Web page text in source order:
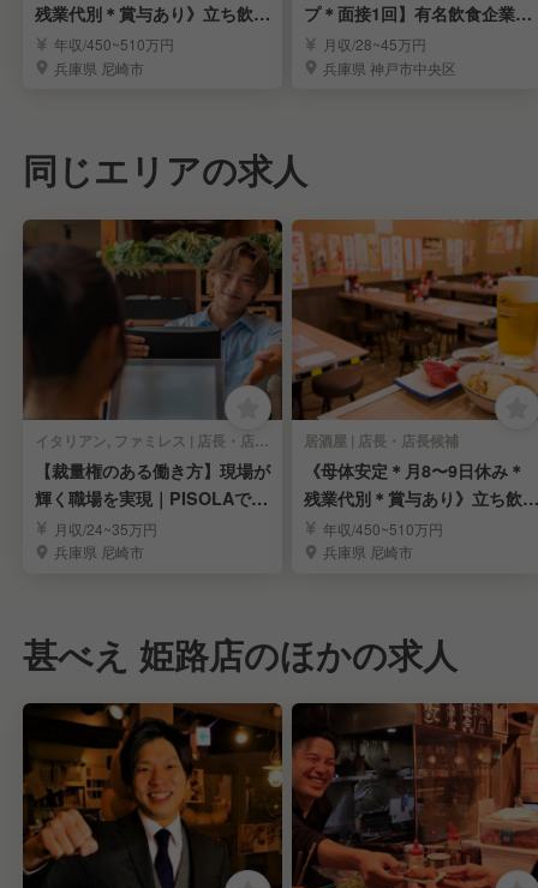
残業代別＊賞与あり》立ち飲み
居酒屋「晩杯屋」
年収/450~510万円
兵庫県 尼崎市
プ＊面接1回】有名飲食企業が
運営する大衆居酒屋
月収/28~45万円
兵庫県 神戸市中央区
同じエリアの求人
イタリアン, ファミレス | 店長・店長候補
【裁量権のある働き方】現場が
輝く職場を実現｜PISOLAで店
長候補募集
月収/24~35万円
兵庫県 尼崎市
居酒屋 | 店長・店長候補
《母体安定＊月8〜9日休み＊
残業代別＊賞与あり》立ち飲み
居酒屋「晩杯屋」
年収/450~510万円
兵庫県 尼崎市
甚べえ 姫路店のほかの求人